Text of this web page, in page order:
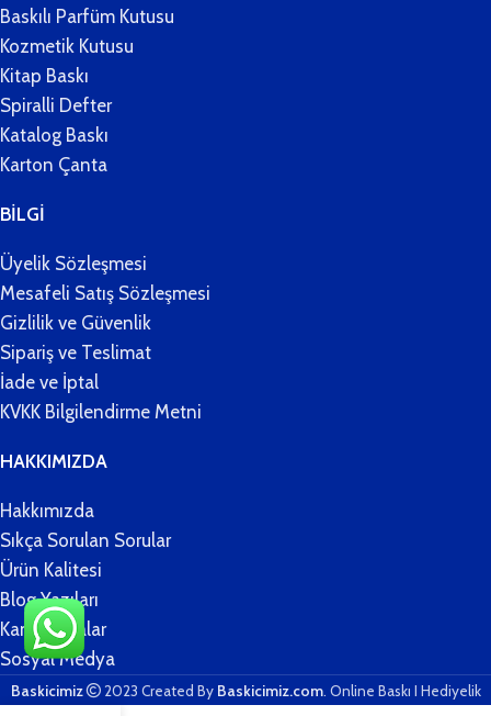
Baskılı Parfüm Kutusu
Kozmetik Kutusu
Kitap Baskı
Spiralli Defter
Katalog Baskı
Karton Çanta
BİLGİ
Üyelik Sözleşmesi
Mesafeli Satış Sözleşmesi
Gizlilik ve Güvenlik
Sipariş ve Teslimat
İade ve İptal
KVKK Bilgilendirme Metni
HAKKIMIZDA
Hakkımızda
Sıkça Sorulan Sorular
Ürün Kalitesi
Blog Yazıları
Kampanyalar
Sosyal Medya
Baskicimiz 2023 Created By Baskicimiz.com. Online Baskı I Hediyelik